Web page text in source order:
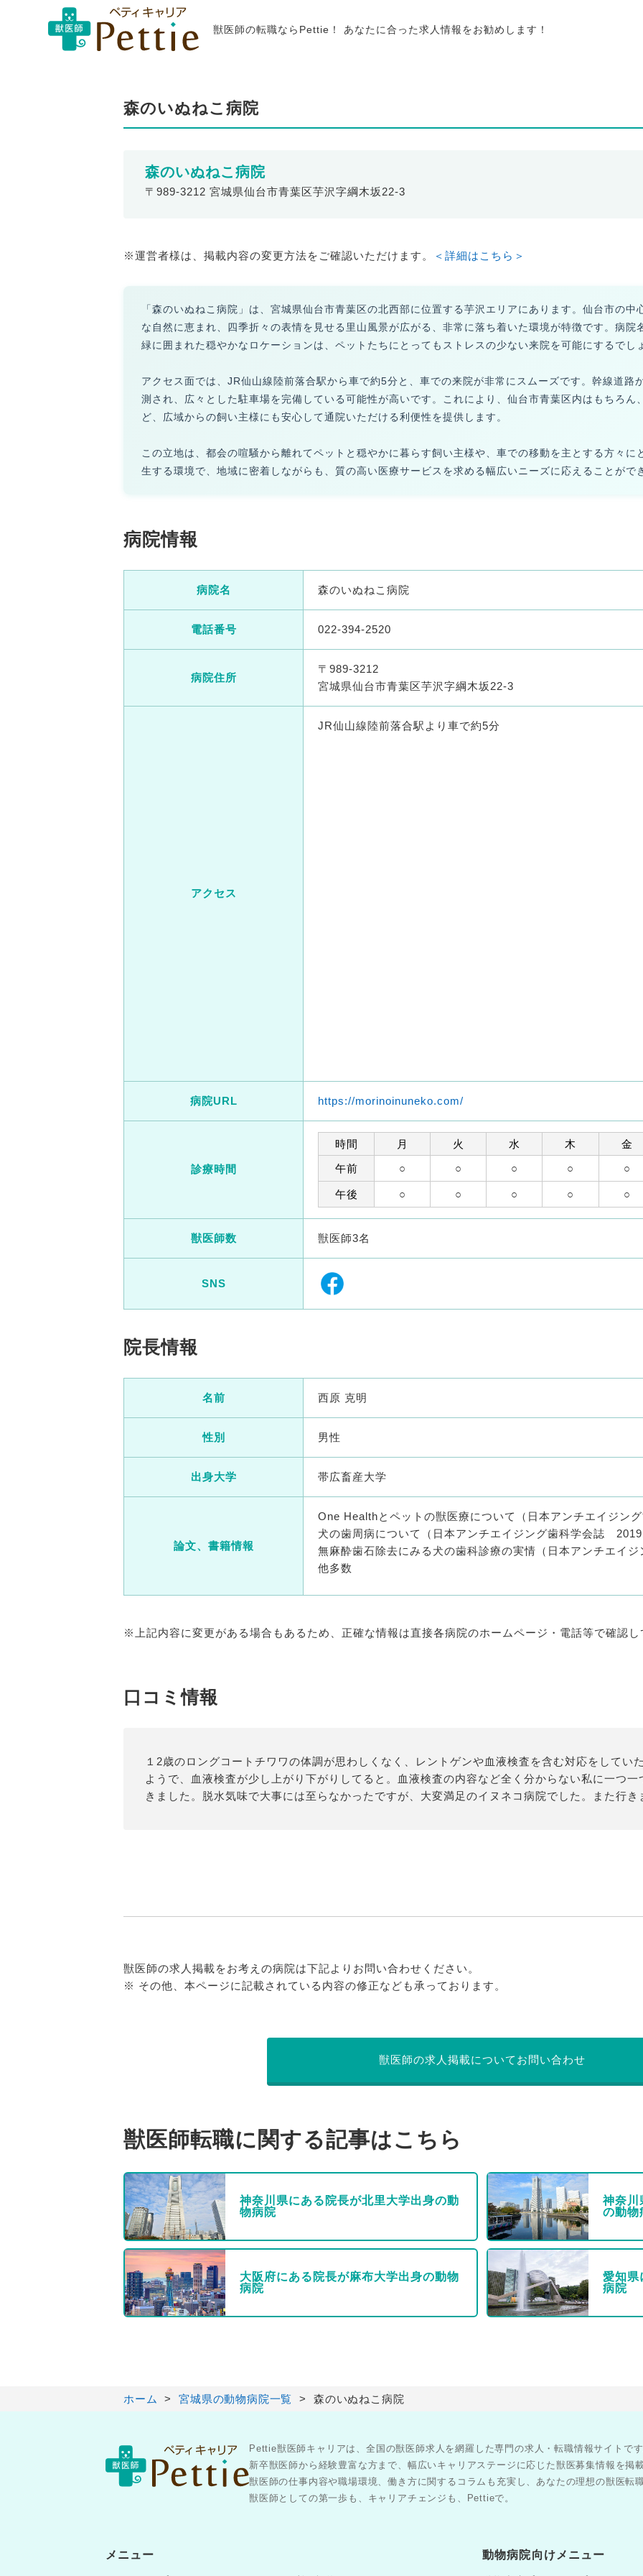
獣医師の転職ならPettie！ あなたに合った求人情報をお勧めします！
森のいぬねこ病院
森のいぬねこ病院
〒989-3212 宮城県仙台市青葉区芋沢字綱木坂22-3
※運営者様は、掲載内容の変更方法をご確認いただけます。 ＜詳細はこちら＞
「森のいぬねこ病院」は、宮城県仙台市青葉区の北西部に位置する芋沢エリアにあります。仙台市の
な自然に恵まれ、四季折々の表情を見せる里山風景が広がる、非常に落ち着いた環境が特徴です。病院
緑に囲まれた穏やかなロケーションは、ペットたちにとってもストレスの少ない来院を可能にするでし
アクセス面では、JR仙山線陸前落合駅から車で約5分と、車での来院が非常にスムーズです。幹線道路
測され、広々とした駐車場を完備している可能性が高いです。これにより、仙台市青葉区内はもちろん
ど、広域からの飼い主様にも安心して通院いただける利便性を提供します。
この立地は、都会の喧騒から離れてペットと穏やかに暮らす飼い主様や、車での移動を主とする方々に
生する環境で、地域に密着しながらも、質の高い医療サービスを求める幅広いニーズに応えることがで
病院情報
病院名 森のいぬねこ病院
電話番号 022-394-2520
病院住所
〒989-3212
宮城県仙台市青葉区芋沢字綱木坂22-3
アクセス
JR仙山線陸前落合駅より車で約5分
病院URL https://morinoinuneko.com/
診療時間
時間 月 火 水 木 金
午前
○ ○ ○ ○ ○
午後 ○ ○ ○ ○ ○
獣医師数 獣医師3名
SNS
院長情報
名前 西原 克明
性別 男性
出身大学 帯広畜産大学
論文、書籍情報
One Healthとペットの獣医療について（日本アンチエイジン
犬の歯周病について（日本アンチエイジング歯科学会誌 2019
無麻酔歯石除去にみる犬の歯科診療の実情（日本アンチエイ
他多数
※上記内容に変更がある場合もあるため、正確な情報は直接各病院のホームページ・電話等で確認し
口コミ情報
１2歳のロングコートチワワの体調が思わしくなく、レントゲンや血液検査を含む対応をしてい
ようで、血液検査が少し上がり下がりしてると。血液検査の内容など全く分からない私に一つ
きました。脱水気味で大事には至らなかったですが、大変満足のイヌネコ病院でした。また行き
獣医師の求人掲載をお考えの病院は下記よりお問い合わせください。
※ その他、本ページに記載されている内容の修正なども承っております。
獣医師の求人掲載についてお問い合わせ
獣医師転職に関する記事はこちら
神奈川県にある院長が北里大学出身の動
物病院
神奈川
の動物
大阪府にある院長が麻布大学出身の動物
病院
愛知県
病院
ホーム 宮城県の動物病院一覧 森のいぬねこ病院
Pettie獣医師キャリアは、全国の獣医師求人を網羅した専門の求人・転職情報サイトです
新卒獣医師から経験豊富な方まで、幅広いキャリアステージに応じた獣医募集情報を掲載
獣医師の仕事内容や職場環境、働き方に関するコラムも充実し、あなたの理想の獣医転
獣医師としての第一歩も、キャリアチェンジも、Pettieで。
メニュー 動物病院向けメニュー